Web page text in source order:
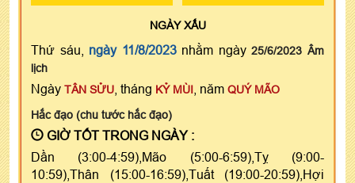
NGÀYXẤU
Thứ sáu, ngày 11/8/2023nhằm ngày25/6/2023 Âm
lịch
Ngày TÂN SỬU , tháng KỶ MÙI , năm QUÝ MÃO
Hắc đạo (chu tước hắc đạo)
GIỜ TỐT TRONG NGÀY :
Dần (3:00-4:59),Mão (5:00-6:59),Tỵ (9:00-
10:59),Thân (15:00-16:59),Tuất (19:00-20:59),Hợi